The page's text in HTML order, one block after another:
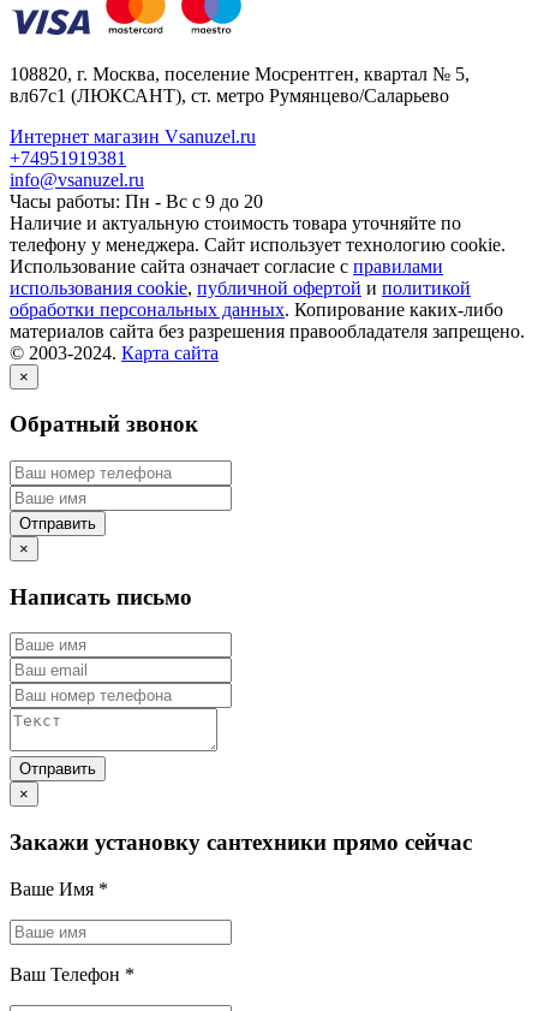
108820, г. Москва, поселение Мосрентген, квартал № 5,
вл67с1 (ЛЮКСАНТ), ст. метро Румянцево/Саларьево
Интернет магазин Vsanuzel.ru
+74951919381
info@vsanuzel.ru
Часы работы: Пн - Вс с 9 до 20
Наличие и актуальную стоимость товара уточняйте по
телефону у менеджера. Сайт использует технологию cookie.
Использование сайта означает согласие с правилами
использования cookie, публичной офертой и политикой
обработки персональных данных. Копирование каких-либо
материалов сайта без разрешения правообладателя запрещено.
© 2003-2024. Карта сайта
×
Обратный звонок
×
Написать письмо
×
Закажи установку сантехники прямо сейчас
Ваше Имя *
Ваш Телефон *